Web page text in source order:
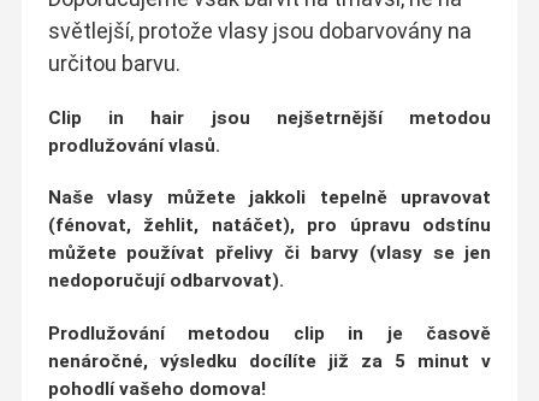
světlejší, protože vlasy jsou dobarvovány na
určitou barvu.
Clip in hair jsou nejšetrnější metodou
prodlužování vlasů.
Naše vlasy můžete jakkoli tepelně upravovat
(fénovat, žehlit, natáčet), pro úpravu odstínu
můžete používat přelivy či barvy (vlasy se jen
nedoporučují odbarvovat).
Prodlužování metodou clip in je časově
nenáročné, výsledku docílíte již za 5 minut v
pohodlí vašeho domova!